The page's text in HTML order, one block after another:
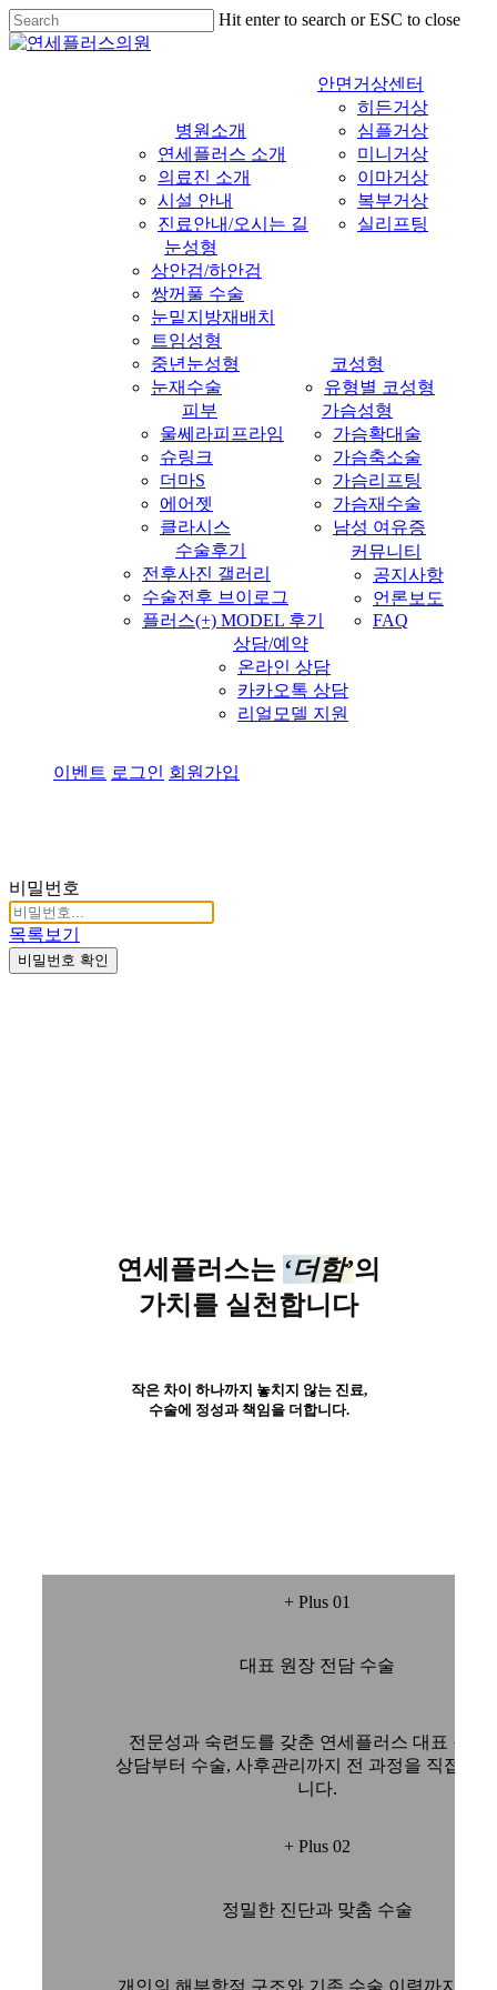
Skip
to
main
Hit enter to search or ESC to close
Close
병원소개
연세플러스 소개
의료진 소개
시설 안내
진료안내/오시는 길
안면거상센터
히든거상
심플거상
미니거상
이마거상
복부거상
실리프팅
눈성형
상안검/하안검
쌍꺼풀 수술
눈밑지방재배치
트임성형
중년눈성형
눈재수술
코성형
유형별 코성형
피부
울쎄라피프라임
슈링크
더마S
에어젯
클라시스
가슴성형
가슴확대술
가슴축소술
가슴리프팅
가슴재수술
남성 여유증
수술후기
전후사진 갤러리
수술전후 브이로그
플러스(+) MODEL 후기
커뮤니티
공지사항
언론보도
FAQ
상담/예약
온라인 상담
카카오톡 상담
리얼모델 지원
이 벤 트 로그인 회원가입
비밀번호
목록보기
비밀번호 확인
연세플러스는 ‘더함’의
가치를 실천합니다
작은 차이 하나까지 놓치지 않는 진료,
수술에 정성과 책임을 더합니다.
+ Plus 01
대표 원장 전담 수술
전문성과 숙련도를 갖춘 연세플러스 대표 원장
상담부터 수술, 사후관리까지 전 과정을 직접 책
니다.
+ Plus 02
정밀한 진단과 맞춤 수술
개인의 해부학적 구조와 기존 수술 이력까지 고